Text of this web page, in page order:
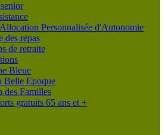
Personnalisée d'Autonomie
des repas
de retraite
Bleue
Belle Epoque
des Familles
gratuits 65 ans et +